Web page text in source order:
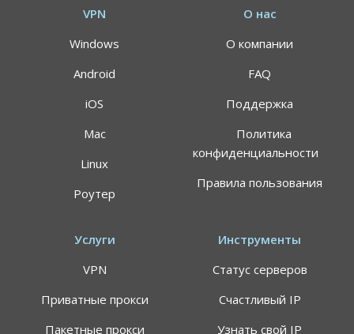
VPN
Windows
Android
iOS
Mac
Linux
Роутер
О нас
О компании
FAQ
Поддержка
Политика
конфиденциальности
Правила пользования
Услуги
VPN
Приватные прокси
Пакетные прокси
Инструменты
Статус серверов
Счастливый IP
Узнать свой IP